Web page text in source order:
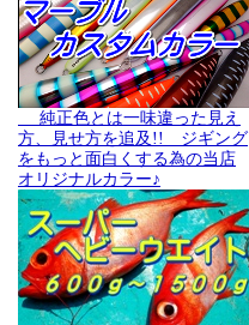
純正色とは一味違った見え
方、見せ方を追及!! ジギング
をもっと面白くする為の当店
オリジナルカラー♪